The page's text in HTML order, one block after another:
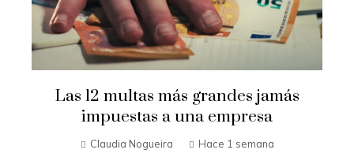
Las 12 multas más grandes jamás
impuestas a una empresa
Claudia Nogueira Hace 1 semana